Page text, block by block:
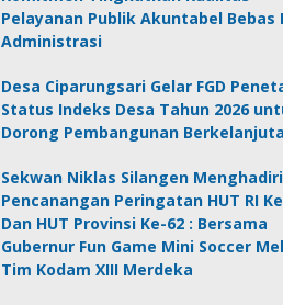
Pelayanan Publik Akuntabel Bebas
Administrasi
Desa Ciparungsari Gelar FGD
Status Indeks Desa Tahun 2026
Dorong Pembangunan
Sekwan Niklas Silangen Menghadiri
Pencanangan Peringatan HUT RI
Dan HUT Provinsi Ke-62 : Bersama
Gubernur Fun Game Mini Soccer
Tim Kodam XIII Merdeka